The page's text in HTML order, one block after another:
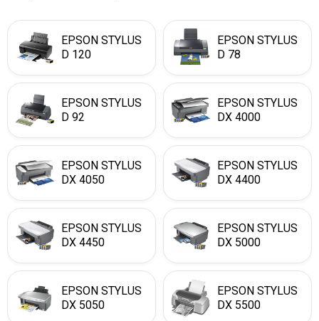
EPSON STYLUS
D 120
EPSON STYLUS
D 78
EPSON STYLUS
D 92
EPSON STYLUS
DX 4000
EPSON STYLUS
DX 4050
EPSON STYLUS
DX 4400
EPSON STYLUS
DX 4450
EPSON STYLUS
DX 5000
EPSON STYLUS
DX 5050
EPSON STYLUS
DX 5500